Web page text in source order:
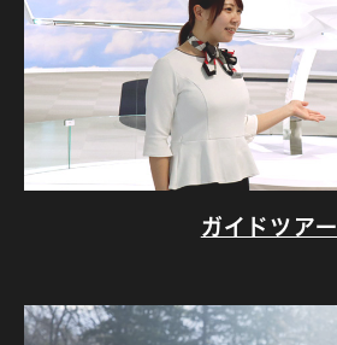
ガイドツアー